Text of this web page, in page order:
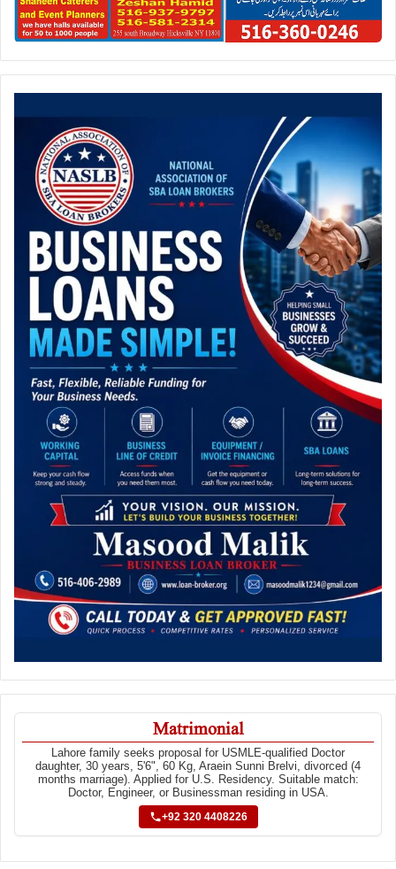
Matrimonial
Lahore family seeks proposal for USMLE-qualified Doctor
daughter, 30 years, 5'6", 60 Kg, Araein Sunni Brelvi, divorced (4
months marriage). Applied for U.S. Residency. Suitable match:
Doctor, Engineer, or Businessman residing in USA.
+92 320 4408226